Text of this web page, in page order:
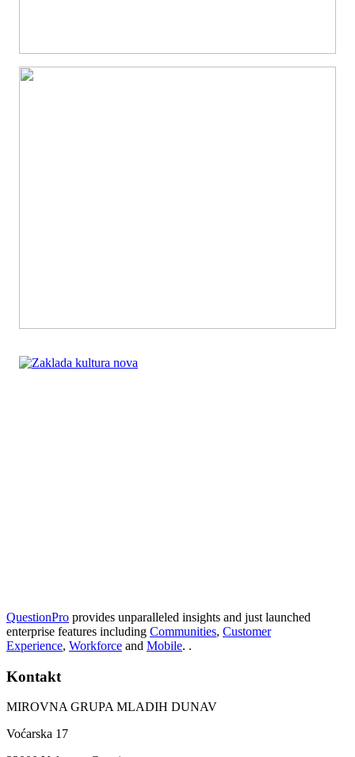
QuestionPro provides unparalleled insights and just launched
enterprise features including Communities, Customer
Experience, Workforce and Mobile. .
Kontakt
MIROVNA GRUPA MLADIH DUNAV
Voćarska 17